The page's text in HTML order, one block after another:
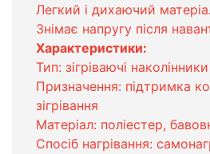
Легкий і дихаючий
Знімає напругу після
Характеристики:
Тип: зігріваючі
Призначення: підтримка
зігрівання
Матеріал: поліестер,
Спосіб нагрівання: